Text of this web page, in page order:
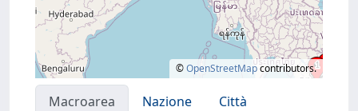
©OpenStreetMapcontributors.
Macroarea Nazione
Città